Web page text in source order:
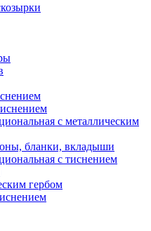
с металлическим
бланки, вкладыши
с тиснением
гербом